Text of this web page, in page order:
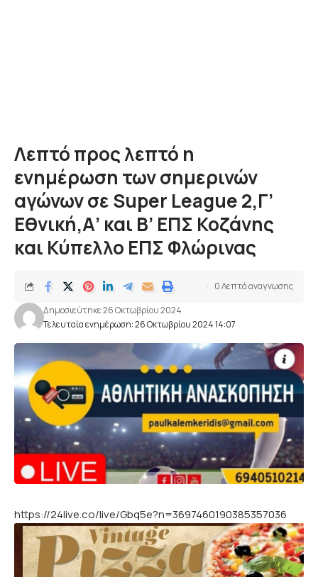
Λεπτό προς λεπτό η
ενημέρωση των σημερινών
αγώνων σε Super League 2,Γ’
Εθνική,Α’ και Β’ ΕΠΣ Κοζάνης
και Κύπελλο ΕΠΣ Φλώρινας
Τελευταία ενημέρωση: 26 Οκτωβρίου 2024 14:07
Δημοσιεύτηκε 26 Οκτωβρίου 2024
0 Λεπτά αναγνωσης
https://24live.co/live/Gbq5e?n=3697460190385357036